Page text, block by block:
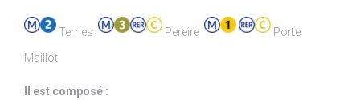
Ternes Pereire Porte
Maillot
Il est composé :